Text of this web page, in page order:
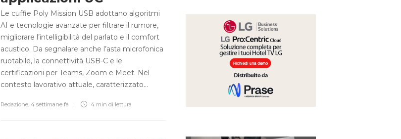
Le cuffie Poly Mission USB adottano algoritmi
AI e tecnologie avanzate per filtrare il rumore,
migliorare l’intelligibilità del parlato e il comfort
acustico. Da segnalare anche l’asta microfonica
ruotabile, la connettività USB-C e le
certificazioni per Teams, Zoom e Meet. Nel
contesto lavorativo attuale, caratterizzato…
Redazione 4 settimane fa 4 min di lettura